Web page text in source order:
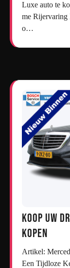
Luxe auto te koop Luxe Auto’s te Koop: Ervaar de Ultie
me Rijervaring
o…
Koop uw
kopen
Artikel: Mercedes Auto Kopen Mercedes Auto Kopen:
Een Tijdloze